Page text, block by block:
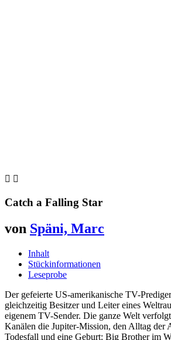
 
Catch a Falling Star
von Späni, Marc
Inhalt
Stückinformationen
Leseprobe
Der gefeierte US-amerikanische TV-
gleichzeitig Besitzer und Leiter eines
eigenem TV-Sender. Die ganze Welt
Kanälen die Jupiter-Mission, den Alltag der
Todesfall und eine Geburt: Big Brother im